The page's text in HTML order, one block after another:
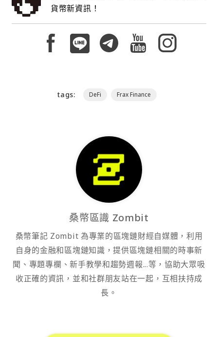
貨幣新資訊！
tags: DeFi Frax Finance
桑幣區識 Zombit
桑幣筆記 Zombit 為專業的區塊鏈財經自媒體，利用
自身的金融和區塊鏈知識，提供區塊鏈相關的時事新
聞、專題專欄、新手教學和趨勢週報...等，協助大眾吸
收正確的資訊，並和社群朋友站在一起，互相扶持成
長。